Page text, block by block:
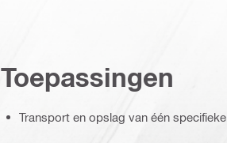
Toepassingen
Transport en opslag van één